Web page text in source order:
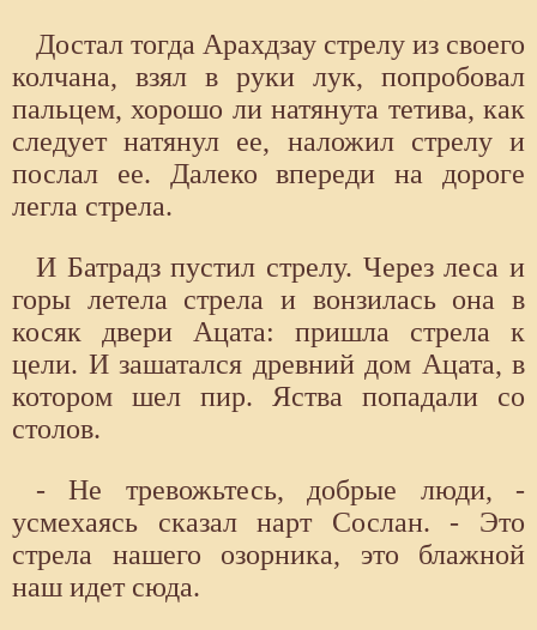
Достал тогда Арахдзау стрелу из своего
колчана, взял в руки лук, попробовал
пальцем, хорошо ли натянута тетива, как
следует натянул ее, наложил стрелу и
послал ее. Далеко впереди на дороге
легла стрела.
И Батрадз пустил стрелу. Через леса и
горы летела стрела и вонзилась она в
косяк двери Ацата: пришла стрела к
цели. И зашатался древний дом Ацата, в
котором шел пир. Яства попадали со
столов.
- Не тревожьтесь, добрые люди, -
усмехаясь сказал нарт Сослан. - Это
стрела нашего озорника, это блажной
наш идет сюда.